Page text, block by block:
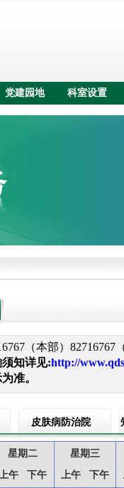
党建园地 科室设置
（本部）82716767
知详见:http://
准。
皮肤病防治院
星期二
午 下午
星期三
上午 下午